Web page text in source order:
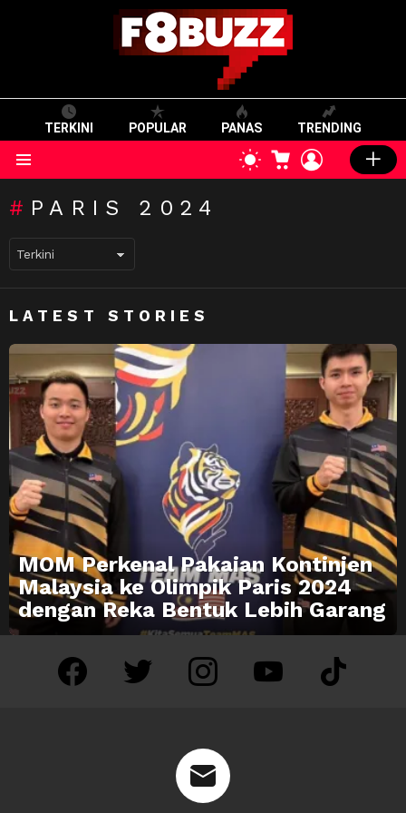
TERKINI POPULAR PANAS TRENDING
SWITCH
SKIN
CART LOGIN
PARIS 2024
LATEST STORIES
MOM Perkenal Pakaian Kontinjen
Malaysia ke Olimpik Paris 2024
dengan Reka Bentuk Lebih Garang
facebook twitter instagram youtube tiktok